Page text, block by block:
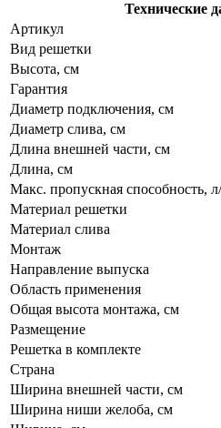
Технические
Артикул
Вид решетки
Высота, см
Гарантия
Диаметр подключения, см
Диаметр слива, см
Длина внешней части, см
Длина, см
Макс. пропускная способность,
Материал решетки
Материал слива
Монтаж
Направление выпуска
Область применения
Общая высота монтажа, см
Размещение
Решетка в комплекте
Страна
Ширина внешней части, см
Ширина ниши желоба, см